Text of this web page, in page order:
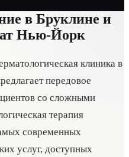
в Бруклине и
Нью-Йорк
клиника в
передовое
со сложными
терапия
современных
услуг, доступных